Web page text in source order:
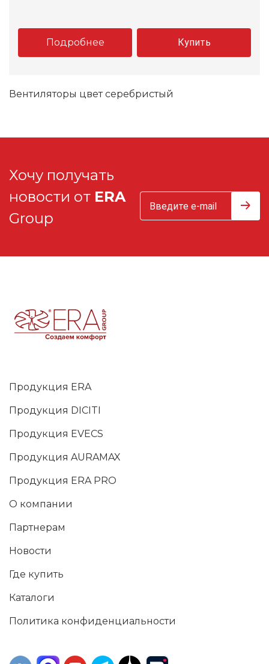
Подробнее Купить
Вентиляторы цвет серебристый
Хочу получать
новости от ERA
Group
Продукция ERA
Продукция DICITI
Продукция EVECS
Продукция AURAMAX
Продукция ERA PRO
О компании
Партнерам
Новости
Где купить
Каталоги
Политика конфиденциальности